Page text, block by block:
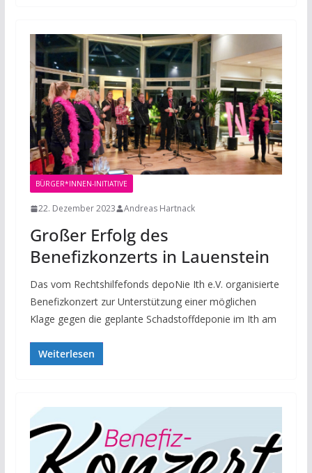
BÜRGER*INNEN-INITIATIVE
22. Dezember 2023 Andreas Hartnack
Großer Erfolg des
Benefizkonzerts in Lauenstein
Das vom Rechtshilfefonds depoNie Ith e.V. organisierte
Benefizkonzert zur Unterstützung einer möglichen
Klage gegen die geplante Schadstoffdeponie im Ith am
Weiterlesen